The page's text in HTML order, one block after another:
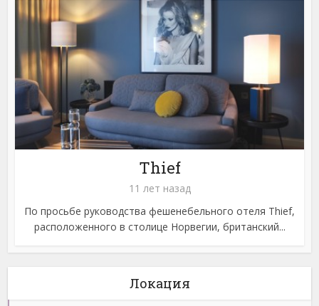
Thief
11 лет назад
По просьбе руководства фешенебельного отеля Thief,
расположенного в столице Норвегии, британский...
Локация